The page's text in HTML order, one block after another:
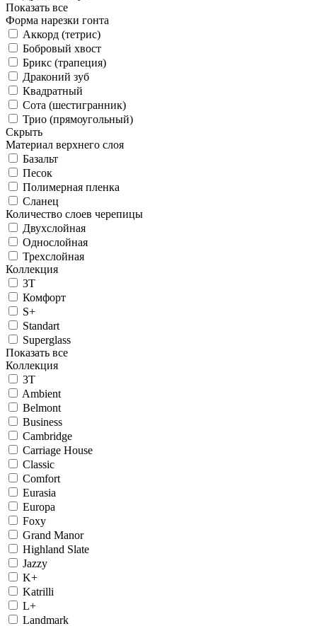
Показать все
Форма нарезки гонта
Аккорд (тетрис)
Бобровый хвост
Брикс (трапеция)
Драконий зуб
Квадратный
Сота (шестигранник)
Трио (прямоугольный)
Скрыть
Материал верхнего слоя
Базальт
Песок
Полимерная пленка
Сланец
Количество слоев черепицы
Двухслойная
Однослойная
Трехслойная
Коллекция
3T
Комфорт
S+
Standart
Superglass
Показать все
Коллекция
3T
Ambient
Belmont
Business
Cambridge
Carriage House
Classic
Comfort
Eurasia
Europa
Foxy
Grand Manor
Highland Slate
Jazzy
K+
Katrilli
L+
Landmark